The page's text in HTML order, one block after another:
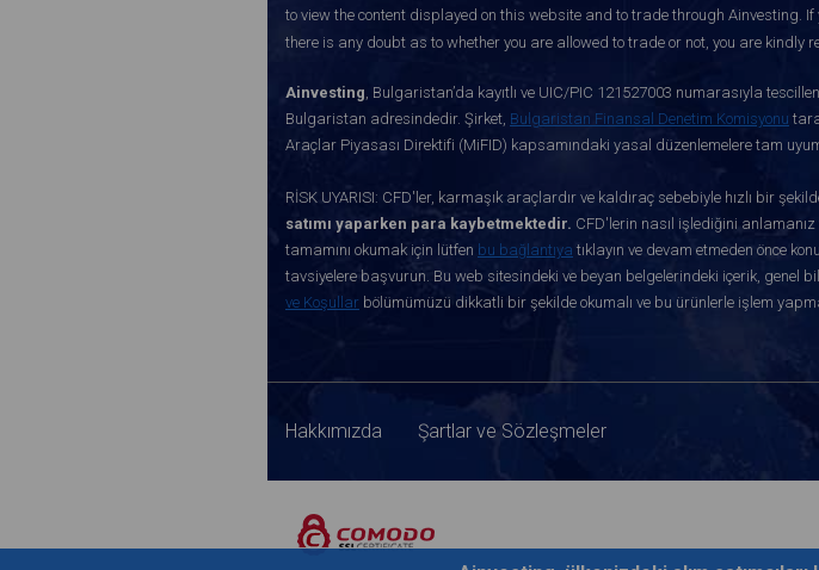
to view the content displayed on this website and to trade through
there is any doubt as to whether you are allowed to trade or not, you are kindly
Ainvesting, Bulgaristan’da kayıtlı ve UIC/PIC 121527003 numarasıyla
Bulgaristan adresindedir. Şirket, Bulgaristan Finansal Denetim Komisyonu
Araçlar Piyasası Direktifi (MiFID) kapsamındaki yasal düzenlemelere tam
RİSK UYARISI: CFD'ler, karmaşık araçlardır ve kaldıraç sebebiyle hızlı bir
satımı yaparken para kaybetmektedir. CFD'lerin nasıl işlediğini
tamamını okumak için lütfen bu bağlantıya tıklayın ve devam etmeden önce
tavsiyelere başvurun. Bu web sitesindeki ve beyan belgelerindeki içerik, genel
ve Koşullar bölümümüzü dikkatli bir şekilde okumalı ve bu ürünlerle işlem
Hakkımızda Şartlar ve Sözleşmeler